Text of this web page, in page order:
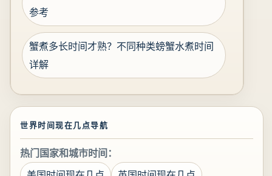
参考
蟹煮多长时间才熟？不同种类螃蟹水煮时间
详解
世界时间现在几点导航
热门国家和城市时间：